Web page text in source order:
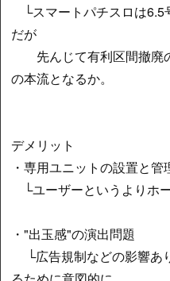
└スマートパチスロは6.5
だが
先んじて有利区間撤廃
の本流となるか。
デメリット
・専用ユニットの設置と管
└ユーザーというよりホ
・"出玉感"の演出問題
└広告規制などの影響あ